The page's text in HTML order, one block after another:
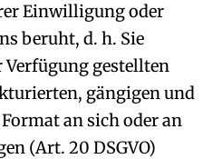
Einwilligung oder
beruht, d. h. Sie
gestellten
gängigen und
an sich oder an
(Art. 20 DSGVO)